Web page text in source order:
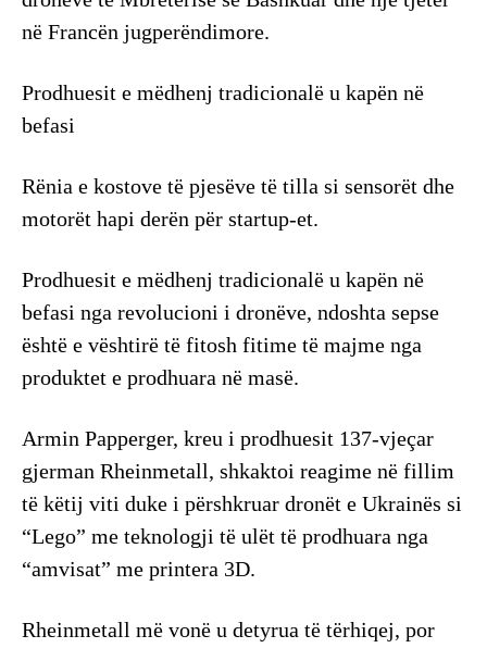
në Francën jugperëndimore.
Prodhuesit e mëdhenj tradicionalë u kapën në
befasi
Rënia e kostove të pjesëve të tilla si sensorët dhe
motorët hapi derën për startup-et.
Prodhuesit e mëdhenj tradicionalë u kapën në
befasi nga revolucioni i dronëve, ndoshta sepse
është e vështirë të fitosh fitime të majme nga
produktet e prodhuara në masë.
Armin Papperger, kreu i prodhuesit 137-vjeçar
gjerman Rheinmetall, shkaktoi reagime në fillim
të këtij viti duke i përshkruar dronët e Ukrainës si
“Lego” me teknologji të ulët të prodhuara nga
“amvisat” me printera 3D.
Rheinmetall më vonë u detyrua të tërhiqej, por